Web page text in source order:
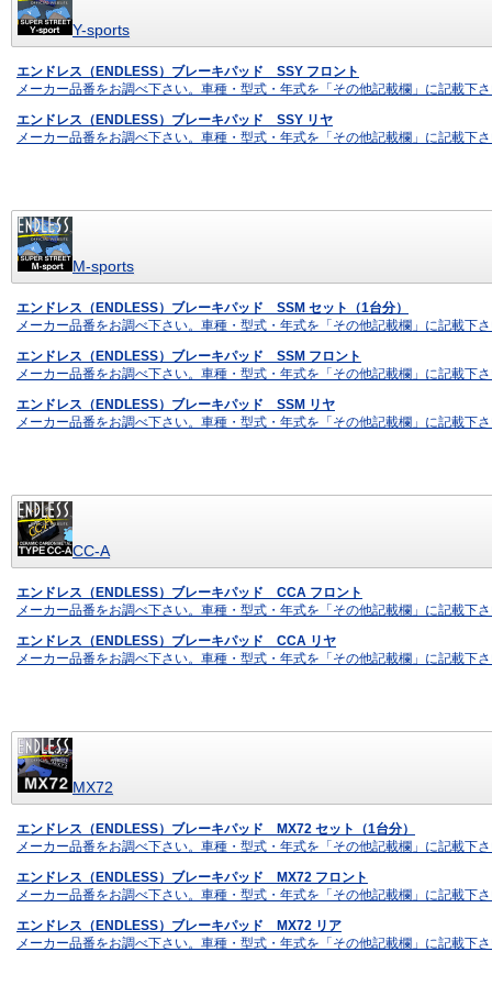
Y-sports
エンドレス（ENDLESS）ブレーキパッド SSY フロント
メーカー品番をお調べ下さい。車種・型式・年式を「その他記載欄」に記載下さ
エンドレス（ENDLESS）ブレーキパッド SSY リヤ
メーカー品番をお調べ下さい。車種・型式・年式を「その他記載欄」に記載下さ
M-sports
エンドレス（ENDLESS）ブレーキパッド SSM セット（1台分）
メーカー品番をお調べ下さい。車種・型式・年式を「その他記載欄」に記載下さ
エンドレス（ENDLESS）ブレーキパッド SSM フロント
メーカー品番をお調べ下さい。車種・型式・年式を「その他記載欄」に記載下さ
エンドレス（ENDLESS）ブレーキパッド SSM リヤ
メーカー品番をお調べ下さい。車種・型式・年式を「その他記載欄」に記載下さ
CC-A
エンドレス（ENDLESS）ブレーキパッド CCA フロント
メーカー品番をお調べ下さい。車種・型式・年式を「その他記載欄」に記載下さ
エンドレス（ENDLESS）ブレーキパッド CCA リヤ
メーカー品番をお調べ下さい。車種・型式・年式を「その他記載欄」に記載下さ
MX72
エンドレス（ENDLESS）ブレーキパッド MX72 セット（1台分）
メーカー品番をお調べ下さい。車種・型式・年式を「その他記載欄」に記載下さ
エンドレス（ENDLESS）ブレーキパッド MX72 フロント
メーカー品番をお調べ下さい。車種・型式・年式を「その他記載欄」に記載下さ
エンドレス（ENDLESS）ブレーキパッド MX72 リア
メーカー品番をお調べ下さい。車種・型式・年式を「その他記載欄」に記載下さ